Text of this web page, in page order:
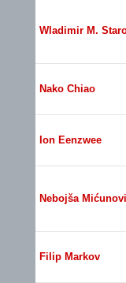
Wladimir M.
Nako Chiao
Ion Eenzwee
Nebojša
Filip Markov